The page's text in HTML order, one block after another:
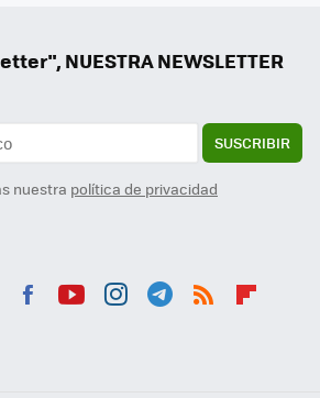
NUESTRA NEWSLETTER
SUSCRIBIR
nuestra política de privacidad